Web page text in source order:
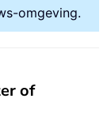
omgeving.
of